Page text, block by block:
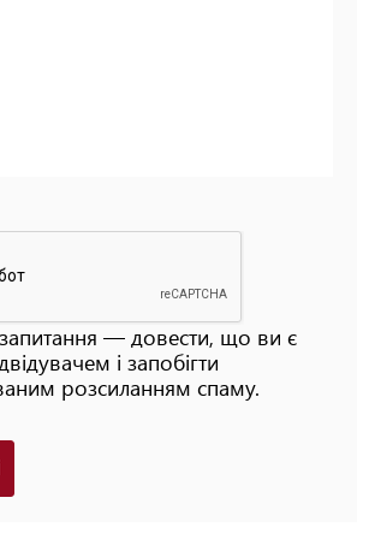
— довести, що ви є
і запобігти
розсиланням спаму.